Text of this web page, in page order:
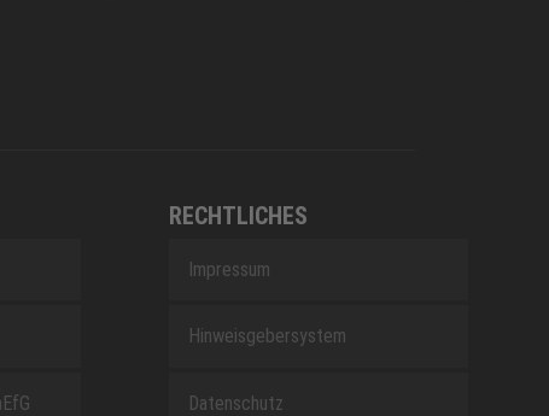
RECHTLICHES
Impressum
Hinweisgebersystem
Datenschutz